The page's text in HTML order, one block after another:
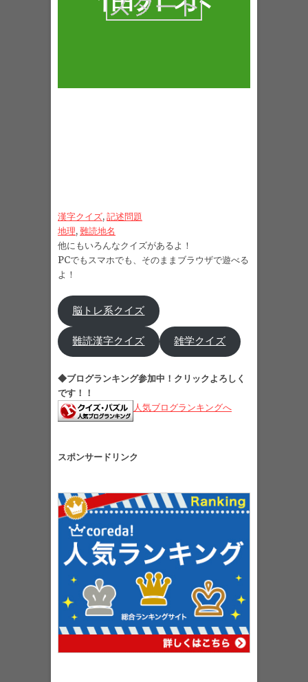
漢字クイズ, 記述問題
地理, 難読地名
他にもいろんなクイズがあるよ！
PCでもスマホでも、そのままブラウザで遊べる
よ！
脳トレ系クイズ
難読漢字クイズ 雑学クイズ
◆ブログランキング参加中！クリックよろしく
です！！
人気ブログランキングへ
スポンサードリンク